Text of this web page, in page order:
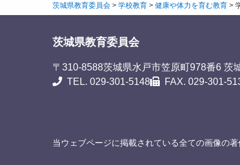
茨城県教育委員会 > 学校教育 > 健康や体力を育む教育 >
茨城県教育委員会
〒310-8588茨城県水戸市笠原町978番6 茨
TEL. 029-301-5148
FAX. 029-301-
当ウェブページに掲載されている全ての画像の